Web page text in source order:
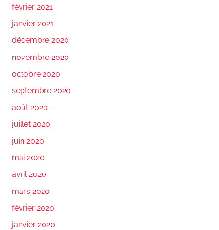
février 2021
janvier 2021
décembre 2020
novembre 2020
octobre 2020
septembre 2020
août 2020
juillet 2020
juin 2020
mai 2020
avril 2020
mars 2020
février 2020
janvier 2020